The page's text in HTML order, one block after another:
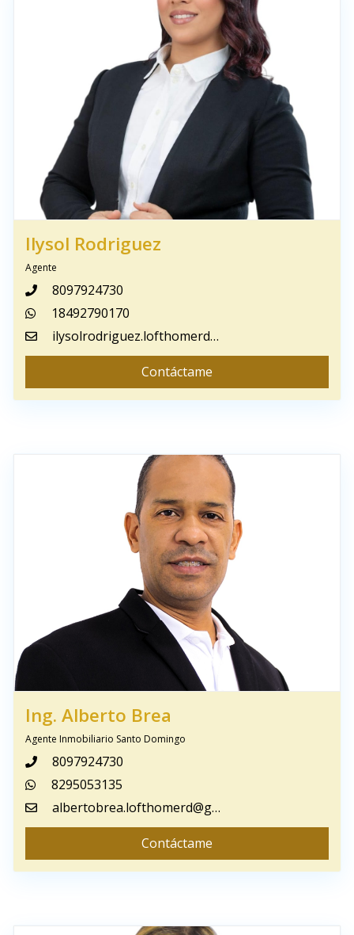
Ilysol Rodriguez
Agente
8097924730
18492790170
ilysolrodriguez.lofthomerd@gmail.com
Contáctame
Ing. Alberto Brea
Agente Inmobiliario Santo Domingo
8097924730
8295053135
albertobrea.lofthomerd@gmail.com
Contáctame